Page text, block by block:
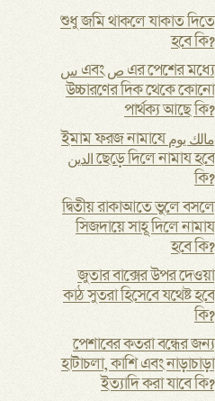
শুধু জমি থাকলে যাকাত দিতে
হবে কি?
س এবং ص এর পেশের মধ্যে
উচ্চারণের দিক থেকে কোনো
পার্থক্য আছে কি?
ইমাম ফরজ নামাযে مالك يوم
الدين ছেড়ে দিলে নামায হবে
কি?
দ্বিতীয় রাকাআতে ভুলে বসলে
সিজদায়ে সাহূ দিলে নামায
হবে কি?
জুতার বাক্সের উপর দেওয়া
কাঠ সুতরা হিসেবে যথেষ্ট হবে
কি?
পেশাবের কতরা বন্ধের জন্য
হাটাচলা, কাশি এবং নাড়াচাড়া
ইত্যাদি করা যাবে কি?